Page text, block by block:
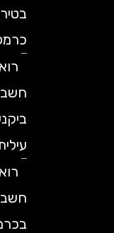
בטירת
כרמל
רואה
חשבון
ביקנעם
עילית
רואה
חשבון
בכרמיאל